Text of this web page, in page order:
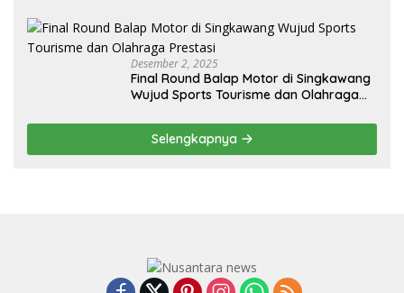
Desember 2, 2025
Final Round Balap Motor di Singkawang
Wujud Sports Tourisme dan Olahraga
Selengkapnya